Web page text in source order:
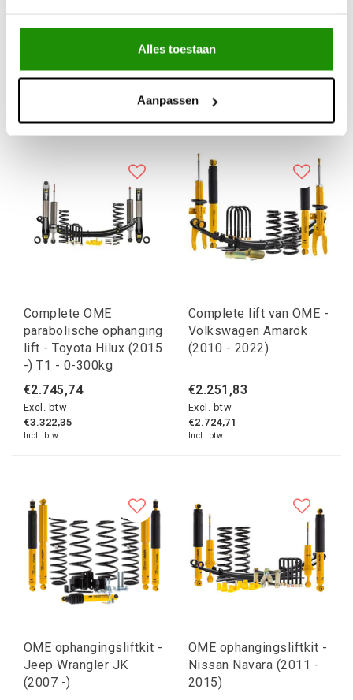
Alles toestaan
Aanpassen
Complete OME
parabolische ophanging
lift - Toyota Hilux (2015
-) T1 - 0-300kg
€2.745,74
Excl. btw
€3.322,35
Incl. btw
Complete lift van OME -
Volkswagen Amarok
(2010 - 2022)
€2.251,83
Excl. btw
€2.724,71
Incl. btw
OME ophangingsliftkit -
Jeep Wrangler JK
(2007 -)
OME ophangingsliftkit -
Nissan Navara (2011 -
2015)